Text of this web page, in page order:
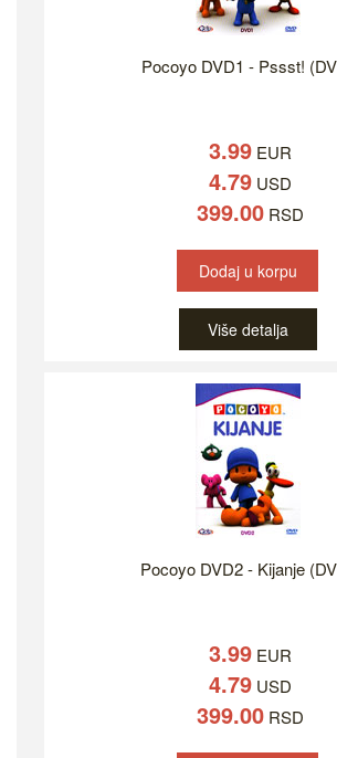
Pocoyo DVD1 - Pssst!
3.99 EUR
4.79 USD
399.00 RSD
Dodaj u korpu
Više detalja
Pocoyo DVD2 - Kijanje
3.99 EUR
4.79 USD
399.00 RSD